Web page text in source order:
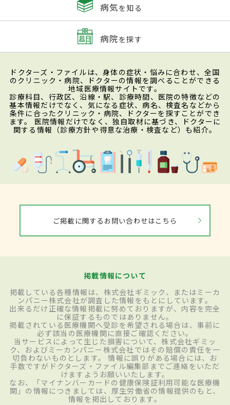
病気を知る
病院を探す
ドクターズ・ファイルは、身体の症状・悩みに合わせ、全国
のクリニック・病院、ドクターの情報を調べることができる
地域医療情報サイトです。
診療科目、行政区、沿線・駅、診療時間、医院の特徴などの
基本情報だけでなく、気になる症状、病名、検査名などから
条件に合ったクリニック・病院、ドクターを探すことができ
ます。 医院情報だけでなく、独自取材に基づき、ドクターに
関する情報（診療方針や得意な治療・検査など）も紹介。
ご掲載に関するお問い合わせはこちら
掲載情報について
掲載している各種情報は、株式会社ギミック、またはミーカ
ンパニー株式会社が調査した情報をもとにしています。
出来るだけ正確な情報掲載に努めておりますが、内容を完全
に保証するものではありません。
掲載されている医療機関へ受診を希望される場合は、事前に
必ず該当の医療機関に直接ご確認ください。
当サービスによって生じた損害について、株式会社ギミッ
ク、およびミーカンパニー株式会社ではその賠償の責任を一
切負わないものとします。 情報に誤りがある場合には、お
手数ですがドクターズ・ファイル編集部までご連絡をいただ
けますようお願いいたします。
なお、「マイナンバーカードの健康保険証利用可能な医療機
関」の情報につきましては、厚生労働省の情報提供のもと、
情報を掲出しております。